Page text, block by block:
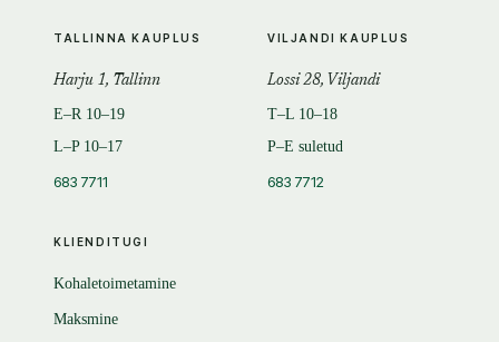
KLIENDITUGI
Kohaletoimetamine
Maksmine
TALLINNA KAUPLUS
Harju 1, Tallinn
E–R 10–19
L–P 10–17
683 7711
VILJANDI KAUPLUS
Lossi 28, Viljandi
T–L 10–18
P–E suletud
683 7712